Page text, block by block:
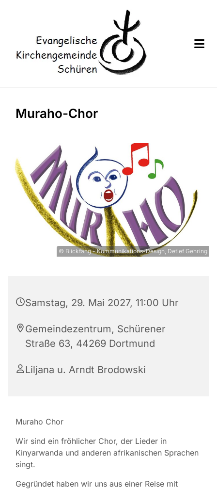
Muraho-Chor
© Blickfang - Kommunikations-Design, Detlef Gehring
Samstag, 29. Mai 2027, 11:00 Uhr
Gemeindezentrum, Schürener
Straße 63, 44269 Dortmund
Liljana u. Arndt Brodowski
Muraho Chor
Wir sind ein fröhlicher Chor, der Lieder in
Kinyarwanda und anderen afrikanischen Sprachen
singt.
Gegründet haben wir uns aus einer Reise mit